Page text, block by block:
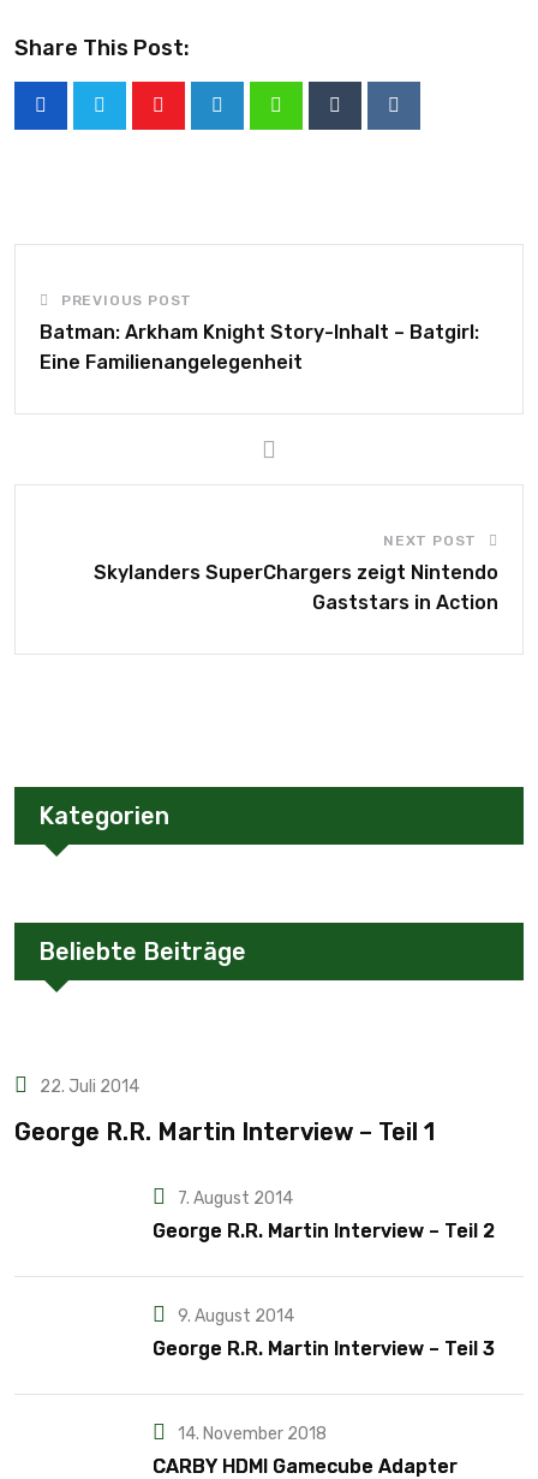
Share This Post:
PREVIOUS POST
Batman: Arkham Knight Story-Inhalt – Batgirl:
Eine Familienangelegenheit
NEXT POST
Skylanders SuperChargers zeigt Nintendo
Gaststars in Action
Kategorien
Beliebte Beiträge
22. Juli 2014
George R.R. Martin Interview – Teil 1
7. August 2014
George R.R. Martin Interview – Teil 2
9. August 2014
George R.R. Martin Interview – Teil 3
14. November 2018
CARBY HDMI Gamecube Adapter